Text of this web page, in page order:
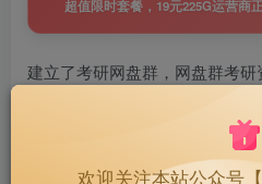
超值限时套餐，19元225G运营商
建立了考研网盘群，网盘群考
￥40 置顶 |
欢迎关注本站公众号